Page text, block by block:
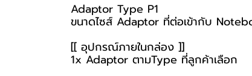
Adaptor Type P1
ขนาดไซส์ Adaptor ที่ต่อเข้ากับ
[[ อุปกรณ์ภายในกล่อง ]]
1x Adaptor ตามType ที่ลูกค้าเลือก